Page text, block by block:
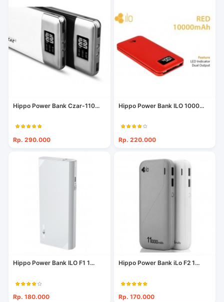
Hippo Power Bank Czar-110...
Rp. 290.000
Hippo Power Bank ILO 1000...
Rp. 220.000
Hippo Power Bank ILO F1 1...
Rp. 180.000
Hippo Power Bank iLo F2 1...
Rp. 170.000